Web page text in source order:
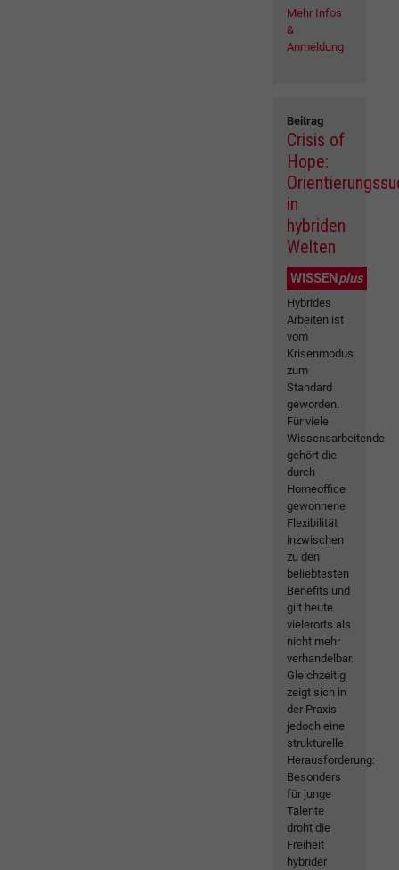
Mehr Infos
&
Anmeldung
Beitrag
Crisis of
Hope:
in
hybriden
Welten
WISSENplus
Hybrides
Arbeiten ist
vom
Krisenmodus
zum
Standard
geworden.
Für viele
Wissensarbeitende
gehört die
durch
Homeoffice
gewonnene
Flexibilität
inzwischen
zu den
beliebtesten
Benefits und
gilt heute
vielerorts als
nicht mehr
verhandelbar.
Gleichzeitig
zeigt sich in
der Praxis
jedoch eine
strukturelle
Herausforderung:
Besonders
für junge
Talente
droht die
Freiheit
hybrider